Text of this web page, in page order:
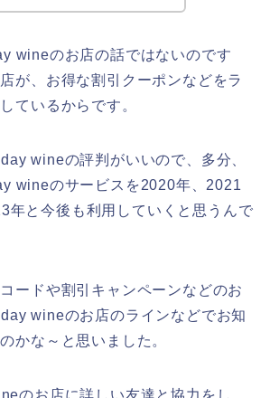
wineのお店の話ではないのです
が、お得な割引クーポンなどをラ
ているからです。
wineの評判がいいので、多分、
wineのサービスを2020年、2021
年と今後も利用していくと思うんで
ードや割引キャンペーンなどのお
wineのお店のラインなどでお知
かな～と思いました。
のお店に詳しい友達と協力をし